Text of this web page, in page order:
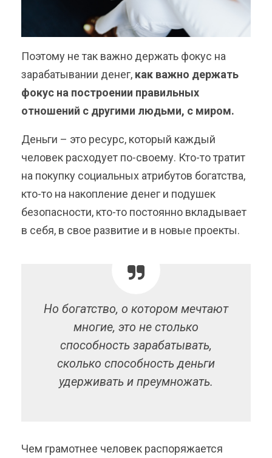
Поэтому не так важно держать фокус на
зарабатывании денег, как важно держать
фокус на построении правильных
отношений с другими людьми, с миром.
Деньги – это ресурс, который каждый
человек расходует по-своему. Кто-то тратит
на покупку социальных атрибутов богатства,
кто-то на накопление денег и подушек
безопасности, кто-то постоянно вкладывает
в себя, в свое развитие и в новые проекты.
Но богатство, о котором мечтают
многие, это не столько
способность зарабатывать,
сколько способность деньги
удерживать и преумножать.
Чем грамотнее человек распоряжается